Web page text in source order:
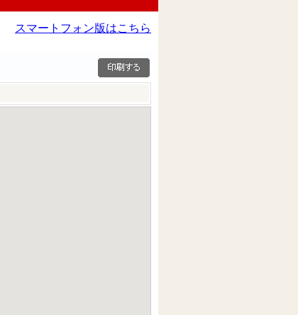
スマートフォン版はこちら